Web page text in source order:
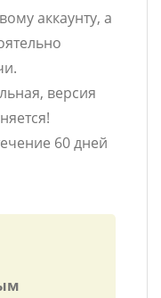
аккаунту, а
версия
60 дней